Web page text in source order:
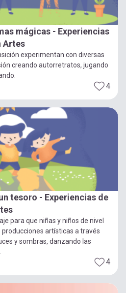
mágicas - Experiencias
Artes
experimentan con diversas
creando autorretratos, jugando
4
tesoro - Experiencias de
para que niñas y niños de nivel
artísticas a través
y sombras, danzando las
4